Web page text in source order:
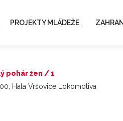
PROJEKTY MLÁDEŽE
pohár žen / 1
Hala Vršovice Lokomotiva